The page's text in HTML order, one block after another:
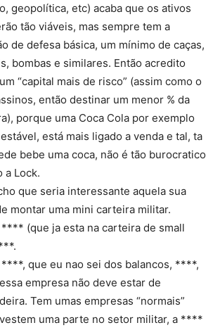
geopolítica, etc) acaba que os ativos
tão viáveis, mas sempre tem a
de defesa básica, um mínimo de caças,
bombas e similares. Então acredito
“capital mais de risco” (assim como o
então destinar um menor % da
porque uma Coca Cola por exemplo
está mais ligado a venda e tal, ta
bebe uma coca, não é tão burocratico
a Lock.
que seria interessante aquela sua
montar uma mini carteira militar.
**** (que ja esta na carteira de small
****, que eu nao sei dos balancos, ****,
empresa não deve estar de
Tem umas empresas “normais”
uma parte no setor militar, a ****